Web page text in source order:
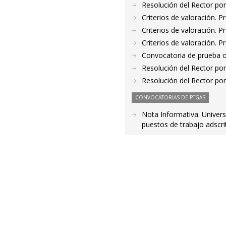
Resolución del Rector
Criterios de valoración.
Criterios de valoración.
Criterios de valoración.
Convocatoria de prueba
Resolución del Rector
Resolución del Rector
CONVOCATORIAS DE PTGAS
Nota Informativa.
puestos de trabajo